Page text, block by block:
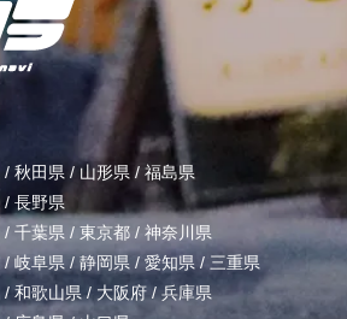
/ 秋田県 / 山形県/ 福島県
/ 長野県
/ 千葉県 / 東京都 / 神奈川県
/岐阜県 / 静岡県 / 愛知県 / 三重県
/ 和歌山県/ 大阪府 /兵庫県